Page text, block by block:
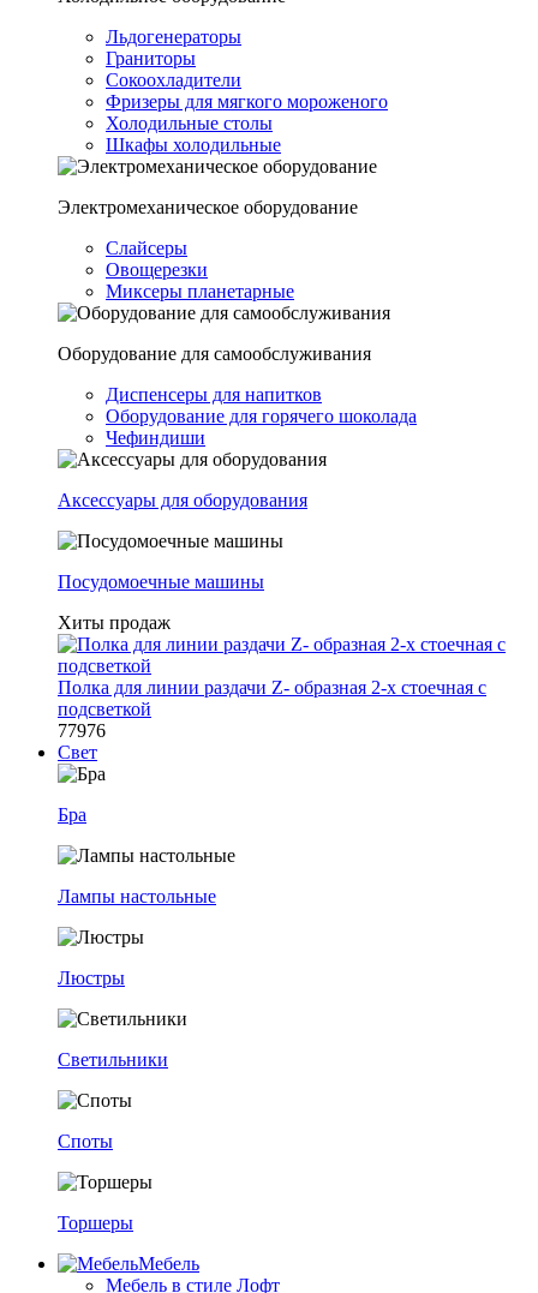
Льдогенераторы
Граниторы
Сокоохладители
Фризеры для мягкого мороженого
Холодильные столы
Шкафы холодильные
Электромеханическое оборудование
Слайсеры
Овощерезки
Миксеры планетарные
Оборудование для самообслуживания
Диспенсеры для напитков
Оборудование для горячего шоколада
Чефиндиши
Аксессуары для оборудования
Посудомоечные машины
Хиты продаж
Полка для линии раздачи Z- образная 2-х стоечная с
подсветкой
77976
Свет
Бра
Лампы настольные
Люстры
Светильники
Споты
Торшеры
Мебель
Мебель в стиле Лофт